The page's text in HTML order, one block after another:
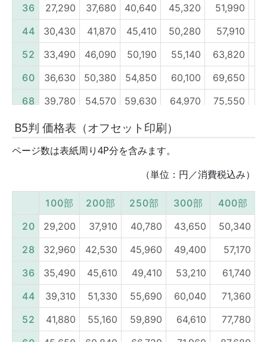
B5判 価格表（オフセット印刷）
ページ数は表紙周り4P分を含みます。
（単位：円／消費税込み）